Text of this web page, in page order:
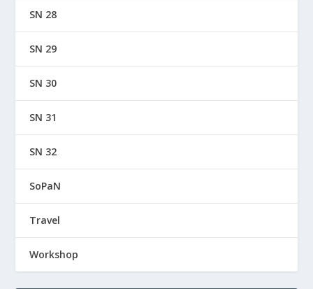
SN 28
SN 29
SN 30
SN 31
SN 32
SoPaN
Travel
Workshop